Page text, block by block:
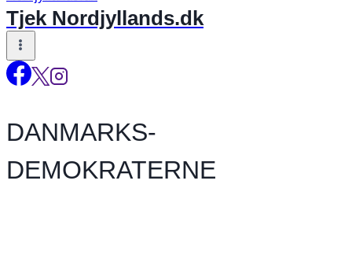
Tjek Nordjyllands.dk
DANMARKS-
DEMOKRATERNE